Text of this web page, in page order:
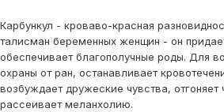
Карбункул - кроваво-красная
талисман беременных женщин - он
обеспечивает благополучные роды. Для
охраны от ран, останавливает
возбуждает дружеские чувства,
рассеивает меланхолию.